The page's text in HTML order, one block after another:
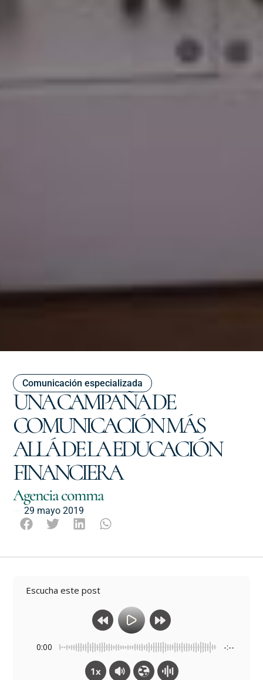
UNA CAMPAÑA DE
COMUNICACIÓN MÁS
ALLÁ DE LA EDUCACIÓN
FINANCIERA
Comunicación especializada
Agencia comma
29 mayo 2019
Escucha este post
0:00 -:--
1x